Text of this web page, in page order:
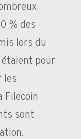
% des
lors du
étaient pour
les
Filecoin
sont